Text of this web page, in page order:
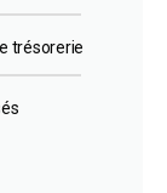
trésorerie